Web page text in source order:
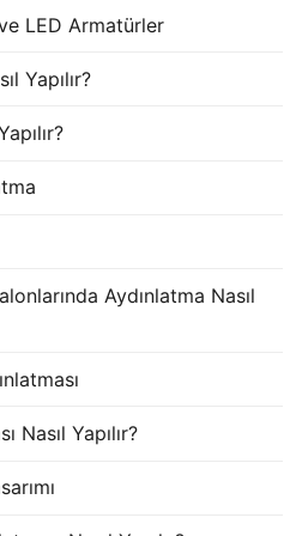
LED Armatürler
Yapılır?
Aydınlatma Nasıl
Nasıl Yapılır?